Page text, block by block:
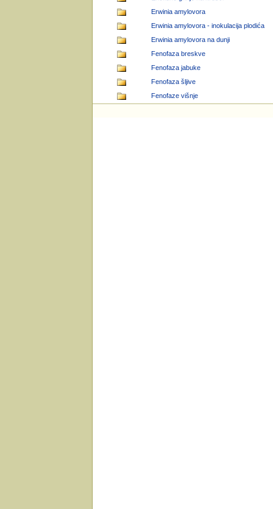
Erwinia amylovora
Erwinia amylovora - inokulacija plodića
Erwinia amylovora na dunji
Fenofaza breskve
Fenofaza jabuke
Fenofaza šljive
Fenofaze višnje